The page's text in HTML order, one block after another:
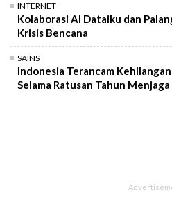
INTERNET
Kolaborasi AI Dataiku dan
Krisis Bencana
SAINS
Indonesia Terancam
Selama Ratusan Tahun